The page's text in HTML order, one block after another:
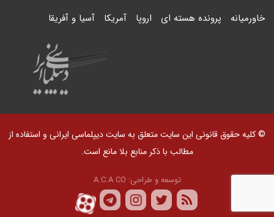
خاورمیانه پرونده هسته ای اروپا آمریکا آسیا و آفریقا
© کلیه حقوق قانونی این سایت متعلق به سایت دیپلماسی ایرانی و استفاده از
مطالب با ذکر منابع بلا مانع است.
توسعه و طراحی: A.C.A CO